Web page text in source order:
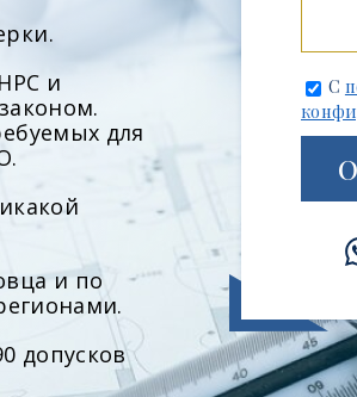
и
для
и по
допусков
С